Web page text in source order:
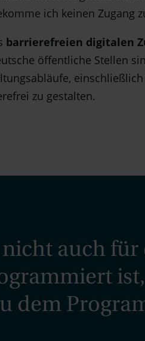
ich keinen Zugang
barrierefreien digitalen
öffentliche Stellen
zu gestalten.
auch
dem